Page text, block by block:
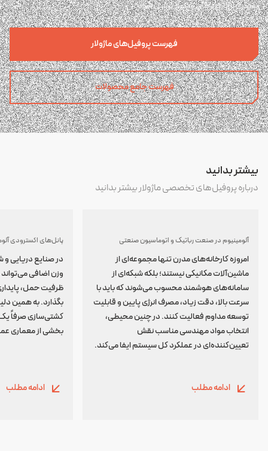
بسیاری از کاربردهای متنوع تبدیل شود.
فهرست پروفیل‌های ماژولار
فهرست جامع محصولات
بیشتر بدانید
درباره پروفیل‌های تخصصی ماژولار بیشتر بدانید
آلومینیوم در صنعت رباتیک و اتوماسیون صنعتی
امروزه کارخانه‌های مدرن تنها مجموعه‌ای از
ماشین‌آلات مکانیکی نیستند؛ بلکه شبکه‌ای از
سامانه‌های هوشمند محسوب می‌شوند که باید با
سرعت بالا، دقت زیاد، مصرف انرژی پایین و قابلیت
توسعه مداوم فعالیت کنند. در چنین محیطی،
انتخاب مواد مهندسی مناسب نقش
تعیین‌کننده‌ای در عملکرد کل سیستم ایفا می‌کند.
ادامه مطلب
پانل‌های اکسترودی
در صنایع دریایی و
وزن اضافی
ظرفیت حمل،
بگذارد. به همین
کشتی‌سازی صرفاً
بخشی از معماری
ادامه مطلب